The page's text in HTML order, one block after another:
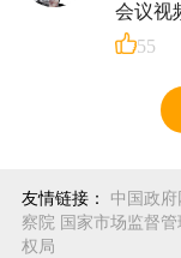
会议视
55
友情链接： 中国政府
察院 国家市场监督
权局